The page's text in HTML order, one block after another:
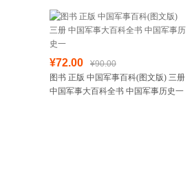
¥72.00
¥90.00
图书 正版 中国军事百科(图文版) 三册
中国军事大百科全书 中国军事历史一